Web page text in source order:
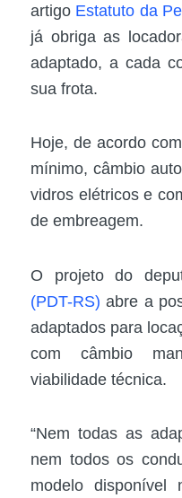
artigo Estatuto da
já obriga as
adaptado, a cada
sua frota.
Hoje, de acordo
mínimo, câmbio
vidros elétricos e
de embreagem.
O projeto do
(PDT-RS) abre a
adaptados para
com câmbio
viabilidade técnica.
“Nem todas as
nem todos os
modelo disponível